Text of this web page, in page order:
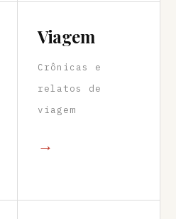
Viagem
Crônicas e
relatos de
viagem
→